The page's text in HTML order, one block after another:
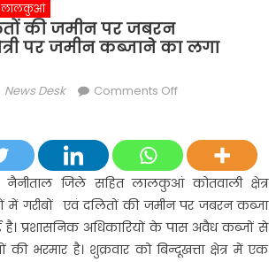
लालकुआं
की जमीन पर जबरन
पर जमीन कब्जाने का लगा
Author
News Desk Comments Offon
दलितों
की
जमीन
पर
जबरन
कब्जा,महिला
जिले सहित लालकुआं कोतवाली क्षेत्र
में गरीबों एवं दलितों की जमीन पर जबरन कब्जा
प्रशासनिक अधिकारियों के पास अवैध कब्जों से
की भरमार है। शुक्रवार को बिन्दूखत्ता क्षेत्र में एक